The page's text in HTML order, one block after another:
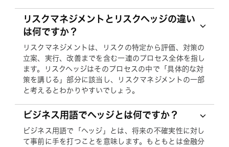
リスクマネジメントとリスクヘッジの違い
は何ですか？
リスクマネジメントは、リスクの特定から評価、対策の
立案、実行、改善までを含む一連のプロセス全体を指し
ます。リスクヘッジはそのプロセスの中で「具体的な対
策を講じる」部分に該当し、リスクマネジメントの一部
と考えるとわかりやすいでしょう。
ビジネス用語でヘッジとは何ですか？
ビジネス用語で「ヘッジ」とは、将来の不確実性に対し
て事前に手を打つことを意味します。もともとは金融分